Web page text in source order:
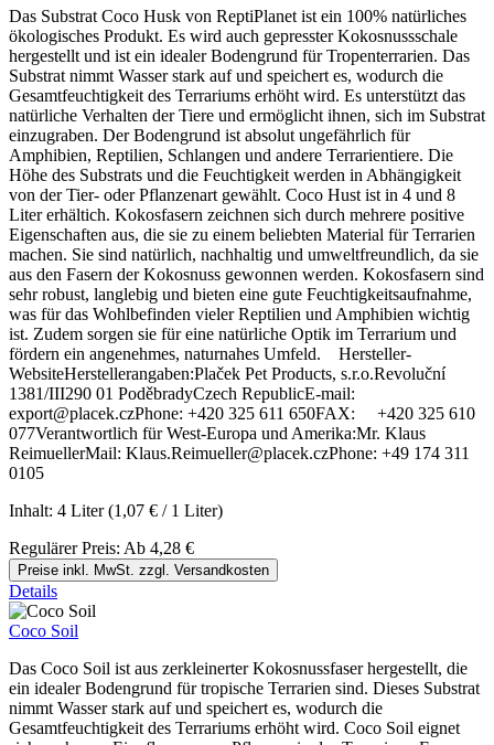
Das Substrat Coco Husk von ReptiPlanet ist ein 100% natürliches
ökologisches Produkt. Es wird auch gepresster Kokosnussschale
hergestellt und ist ein idealer Bodengrund für Tropenterrarien. Das
Substrat nimmt Wasser stark auf und speichert es, wodurch die
Gesamtfeuchtigkeit des Terrariums erhöht wird. Es unterstützt das
natürliche Verhalten der Tiere und ermöglicht ihnen, sich im Substrat
einzugraben. Der Bodengrund ist absolut ungefährlich für
Amphibien, Reptilien, Schlangen und andere Terrarientiere. Die
Höhe des Substrats und die Feuchtigkeit werden in Abhängigkeit
von der Tier- oder Pflanzenart gewählt. Coco Hust ist in 4 und 8
Liter erhältich. Kokosfasern zeichnen sich durch mehrere positive
Eigenschaften aus, die sie zu einem beliebten Material für Terrarien
machen. Sie sind natürlich, nachhaltig und umweltfreundlich, da sie
aus den Fasern der Kokosnuss gewonnen werden. Kokosfasern sind
sehr robust, langlebig und bieten eine gute Feuchtigkeitsaufnahme,
was für das Wohlbefinden vieler Reptilien und Amphibien wichtig
ist. Zudem sorgen sie für eine natürliche Optik im Terrarium und
fördern ein angenehmes, naturnahes Umfeld. Hersteller-
WebsiteHerstellerangaben:Plaček Pet Products, s.r.o.Revoluční
1381/III290 01 PoděbradyCzech RepublicE-mail:
export@placek.czPhone: +420 325 611 650FAX: +420 325 610
077Verantwortlich für West-Europa und Amerika:Mr. Klaus
ReimuellerMail: Klaus.Reimueller@placek.czPhone: +49 174 311
0105
Inhalt: 4 Liter(1,07 € / 1 Liter)
Regulärer Preis: Ab 4,28 €
Preise inkl. MwSt. zzgl. Versandkosten
Details
Coco Soil
Das Coco Soil ist aus zerkleinerter Kokosnussfaser hergestellt, die
ein idealer Bodengrund für tropische Terrarien sind. Dieses Substrat
nimmt Wasser stark auf und speichert es, wodurch die
Gesamtfeuchtigkeit des Terrariums erhöht wird. Coco Soil eignet